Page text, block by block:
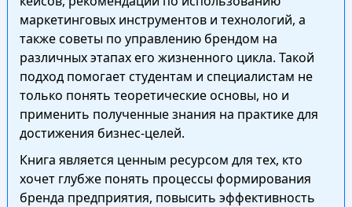
маркетинговых инструментов и технологий, а
также советы по управлению брендом на
различных этапах его жизненного цикла. Такой
подход помогает студентам и специалистам не
только понять теоретические основы, но и
применить полученные знания на практике для
достижения бизнес-целей.
Книга является ценным ресурсом для тех, кто
хочет глубже понять процессы формирования
бренда предприятия, повысить эффективность